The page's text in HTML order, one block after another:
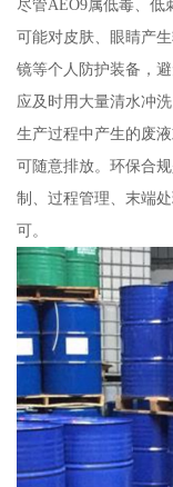
尽管AEO9属低毒、低
可能对皮肤、眼睛产
镜等个人防护装备，
应及时用大量清水冲洗
生产过程中产生的废
可随意排放。环保合
制、过程管理、末端
可。